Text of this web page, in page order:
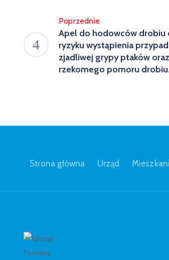
Poprzednie
Apel do hodowców drobiu
ryzyku wystąpienia
zjadliwej grypy ptaków oraz
rzekomego pomoru drobiu.
Strona główna Urząd